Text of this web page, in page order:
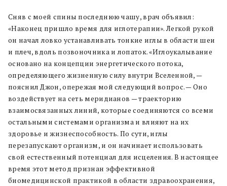
Сняв с моей спины последнюю чашу, врач объявил:
«Наконец пришло время для иглотерапии». Легкой рукой
он начал ловко устанавливать тонкие иглы в области шеи
и плеч, вдоль позвоночника и лопаток. «Иглоукалывание
основано на концепции энергетического потока,
определяющего жизненную силу внутри Вселенной, —
пояснил Джон, опережая мой следующий вопрос. — Оно
воздействует на сеть меридианов — траекторию
взаимосвязанных линий, которые соединяются со всеми
остальными системами организма и влияют на их
здоровье и жизнеспособность. По сути, иглы
перезапускают организм, и он начинает использовать
свой естественный потенциал для исцеления. В настоящее
время этот метод признан эффективной
биомедицинской практикой в области здравоохранения,